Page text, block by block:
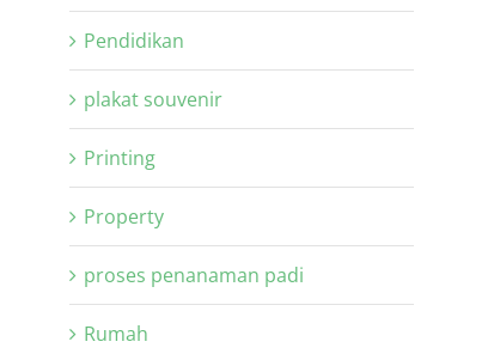
Pendidikan
plakat souvenir
Printing
Property
proses penanaman padi
Rumah